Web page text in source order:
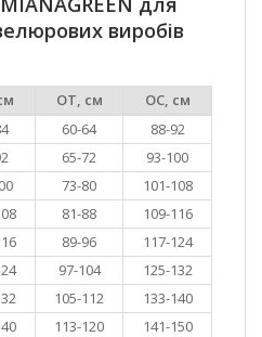
виробів
ОТ, см
ОС, см
60-64
88-92
65-72
93-100
73-80
101-108
81-88
109-116
89-96
117-124
97-104
125-132
105-112
133-140
113-120
141-150